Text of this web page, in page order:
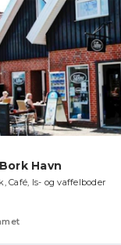
Havn
Café, Is- og vaffelboder